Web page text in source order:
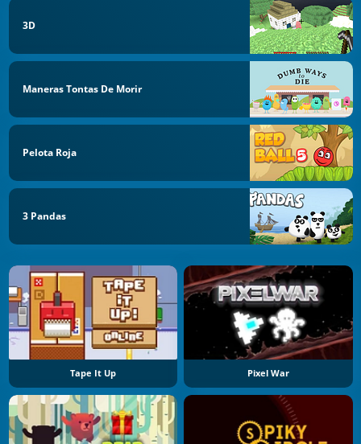
3D
Maneras Tontas De Morir
Pelota Roja
3 Pandas
Tape It Up Pixel War